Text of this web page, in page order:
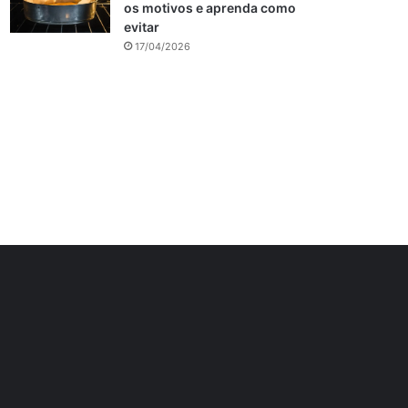
os motivos e aprenda como
evitar
17/04/2026